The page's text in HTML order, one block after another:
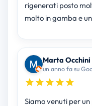
rigenerati posto
Marta Occhini
un anno fa su
Siamo venuti per